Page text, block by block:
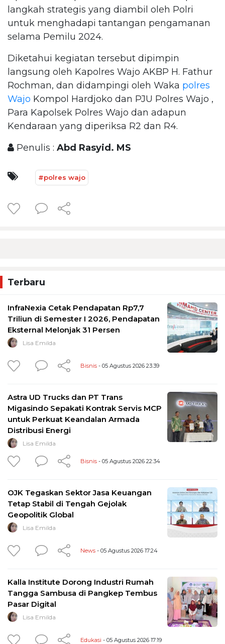
langkah strategis yang diambil oleh Polri
untuk menghadapi tantangan pengamanan
selama Pemilu 2024.
Diketahui kegiatan tersebut dipimpin
langsung oleh Kapolres Wajo AKBP H. Fathur
Rochman, dan didampingi oleh Waka polres
Wajo Kompol Hardjoko dan PJU Polres Wajo ,
Para Kapolsek Polres Wajo dan adapun
Kendaraan yang diperiksa R2 dan R4.
Penulis : Abd Rasyid. MS
#polres wajo
Terbaru
InfraNexia Cetak Pendapatan Rp7,7
Triliun di Semester I 2026, Pendapatan
Eksternal Melonjak 31 Persen
Lisa Emilda
Bisnis - 05 Agustus 2026 23:39
Astra UD Trucks dan PT Trans
Migasindo Sepakati Kontrak Servis MCP
untuk Perkuat Keandalan Armada
Distribusi Energi
Lisa Emilda
Bisnis - 05 Agustus 2026 22:34
OJK Tegaskan Sektor Jasa Keuangan
Tetap Stabil di Tengah Gejolak
Geopolitik Global
Lisa Emilda
News - 05 Agustus 2026 17:24
Kalla Institute Dorong Industri Rumah
Tangga Sambusa di Pangkep Tembus
Pasar Digital
Lisa Emilda
Edukasi - 05 Agustus 2026 17:19